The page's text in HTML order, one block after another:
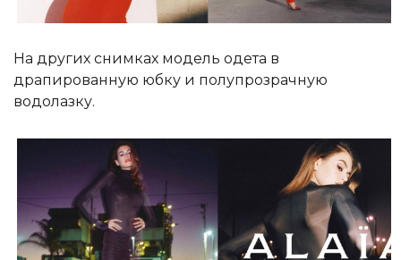
На других снимках модель одета в
драпированную юбку и полупрозрачную
водолазку.